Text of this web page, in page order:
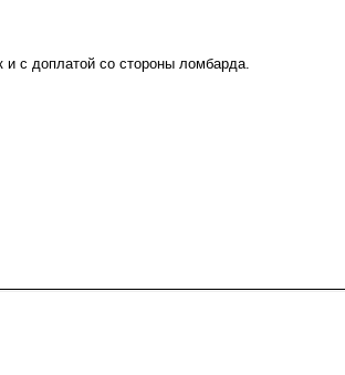
с доплатой со стороны ломбарда.